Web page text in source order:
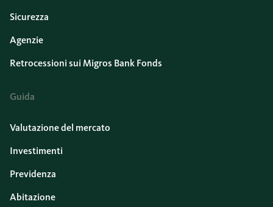
Sicurezza
Agenzie
Retrocessioni sui Migros Bank Fonds
Guida
Valutazione del mercato
Investimenti
Previdenza
Abitazione